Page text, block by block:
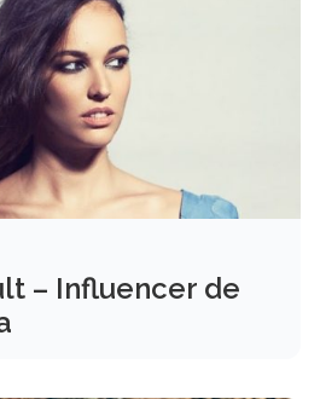
– Influencer de